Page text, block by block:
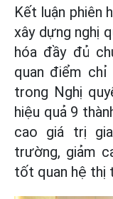
Kết luận phiên
xây dựng nghị
hóa đầy đủ
quan điểm
trong Nghị
hiệu quả 9
cao giá trị
trường, giảm
tốt quan hệ thị